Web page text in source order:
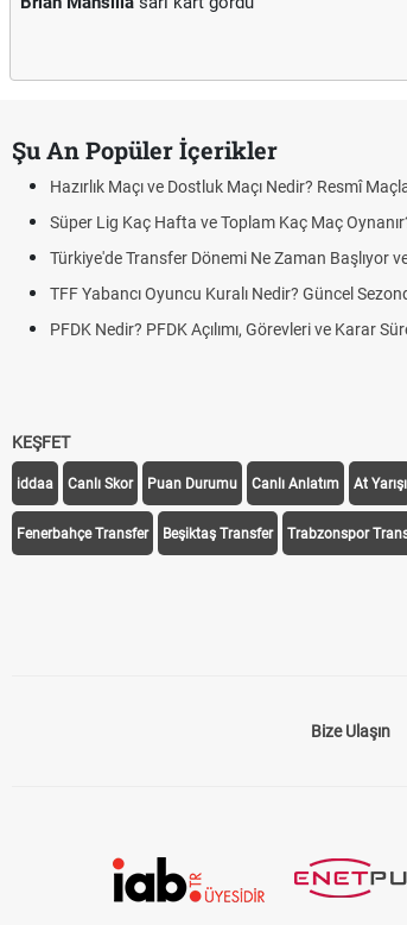
Şu An Popüler İçerikler
Hazırlık Maçı ve Dostluk Maçı Nedir? Resmî
Süper Lig Kaç Hafta ve Toplam Kaç Maç
Türkiye'de Transfer Dönemi Ne Zaman Başlıyor
TFF Yabancı Oyuncu Kuralı Nedir? Güncel
PFDK Nedir? PFDK Açılımı, Görevleri ve Karar
KEŞFET
iddaa Canlı Skor Puan Durumu Canlı Anlatım At Yarışı
Fenerbahçe Transfer Beşiktaş Transfer Trabzonspor
Bize Ulaşın